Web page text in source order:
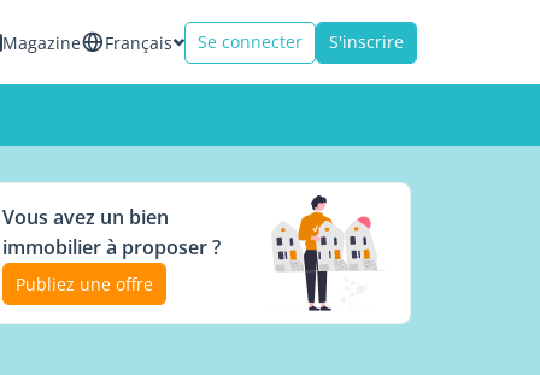
Magazine Français Se connecter S'inscrire
Vous avez un bien
immobilier à proposer ?
Publiez une offre